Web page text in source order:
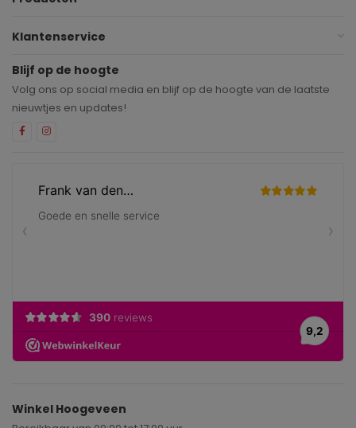
Klantenservice
Blijf op de hoogte
Volg ons op social media en blijf op de hoogte van de laatste
nieuwtjes en updates!
Winkel Hoogeveen